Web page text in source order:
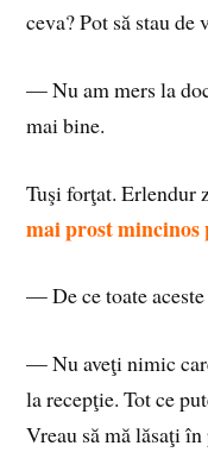
ceva? Pot să stau
— Nu am mers la
mai bine.
Tuşi forţat. Erlendur
mai prost mincinos
— De ce toate
— Nu aveţi nimic
la recepţie. Tot ce
Vreau să mă lăsaţi în